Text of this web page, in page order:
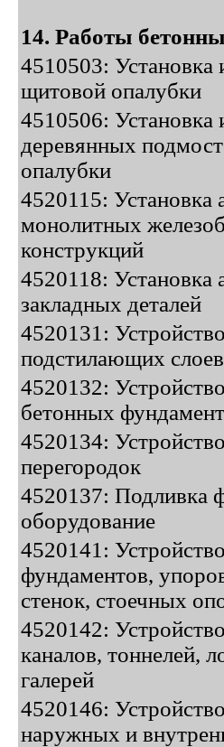
14. Работы
4510503: Установка
щитовой опалубки
4510506: Установка
деревянных
опалубки
4520115: Установка
монолитных
конструкций
4520118: Установка
закладных деталей
4520131:
подстилающих слоев
4520132:
бетонных
4520134:
перегородок
4520137: Подливка
оборудование
4520141:
фундаментов,
стенок, стоечных
4520142:
каналов, тоннелей,
галерей
4520146:
наружных и